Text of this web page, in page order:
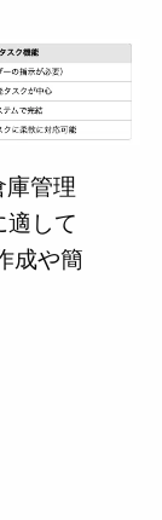
庫管理
適して
成や簡